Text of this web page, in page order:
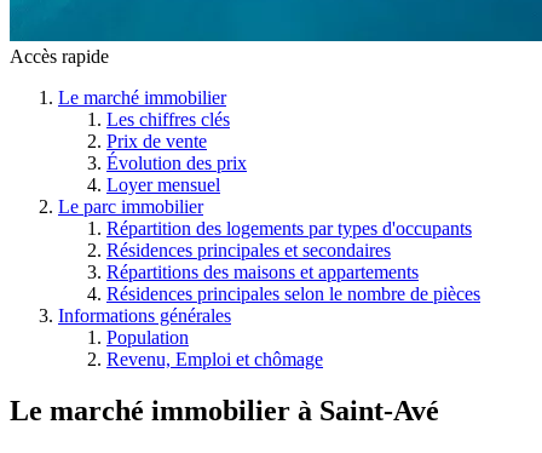
Accès rapide
Le marché immobilier
Les chiffres clés
Prix de vente
Évolution des prix
Loyer mensuel
Le parc immobilier
Répartition des logements par types d'occupants
Résidences principales et secondaires
Répartitions des maisons et appartements
Résidences principales selon le nombre de pièces
Informations générales
Population
Revenu, Emploi et chômage
Le marché immobilier à Saint-Avé